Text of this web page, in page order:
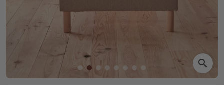
search